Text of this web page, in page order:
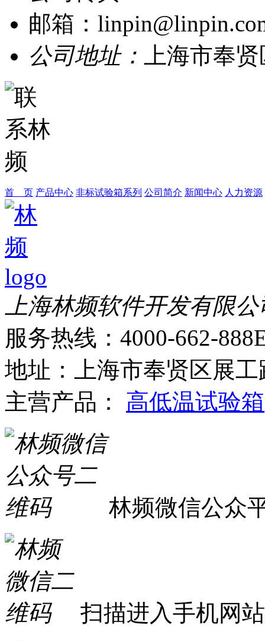
邮箱：
公司地址：
上海市奉
首 页 产品中心 非标试验箱系列 公司简介 新闻中心 人力资源
上海林频软件开发有限公
服务热线：4000-662-888
地址：上海市奉贤区展工
主营产品： 高低温试验箱
林频微信公众
扫描进入手机网